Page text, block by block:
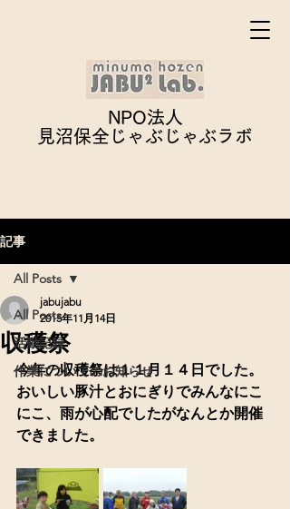
NPO法人
見沼保全じゃぶじゃぶラボ
記事
All Posts
活動記録
作業についてのお知らせ
All Posts
収穫祭
jabujabu
2015年11月14日
今年の収穫祭は１１月１４日でした。
おいしい豚汁とおにぎりでみんなにこ
にこ、雨が心配でしたがなんとか開催
できました。